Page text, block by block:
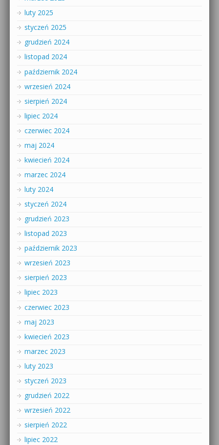
luty 2025
styczeń 2025
grudzień 2024
listopad 2024
październik 2024
wrzesień 2024
sierpień 2024
lipiec 2024
czerwiec 2024
maj 2024
kwiecień 2024
marzec 2024
luty 2024
styczeń 2024
grudzień 2023
listopad 2023
październik 2023
wrzesień 2023
sierpień 2023
lipiec 2023
czerwiec 2023
maj 2023
kwiecień 2023
marzec 2023
luty 2023
styczeń 2023
grudzień 2022
wrzesień 2022
sierpień 2022
lipiec 2022